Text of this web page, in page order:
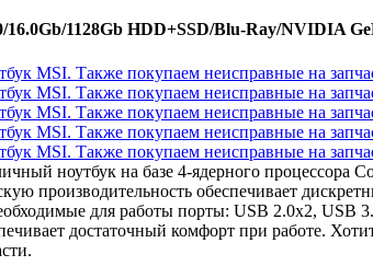
1128Gb HDD+SSD/Blu-Ray/NVIDIA
ноутбук на базе 4-ядерного
производительность обеспечивает
для работы порты: USB 2.0x2,
достаточный комфорт при работе.